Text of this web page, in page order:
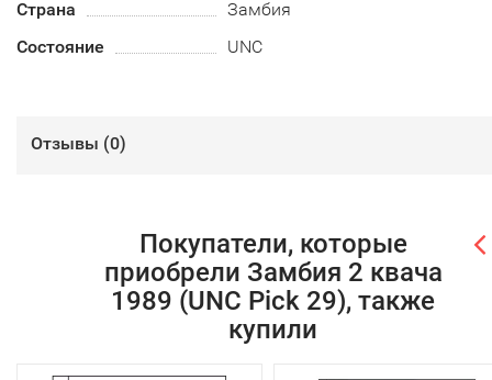
Страна
Замбия
Состояние
UNC
Отзывы (0)
Покупатели, которые
приобрели Замбия 2 квача
1989 (UNC Pick 29), также
купили